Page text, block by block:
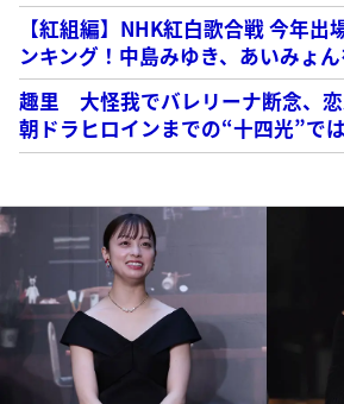
【紅組編】NHK紅白歌合戦 今年出
ンキング！中島みゆき、あいみょ
趣里 大怪我でバレリーナ断念、
朝ドラヒロインまでの“十四光”で